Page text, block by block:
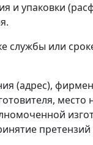
и упаковки
службы или
(адрес),
место
претензий